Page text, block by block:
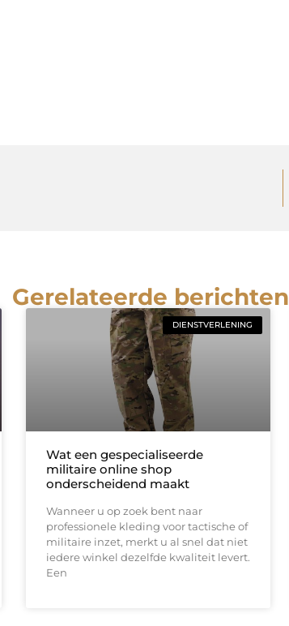
Gerelateerde berichten
DIENSTVERLENING
Wat een gespecialiseerde
militaire online shop
onderscheidend maakt
Wanneer u op zoek bent naar
professionele kleding voor tactische of
militaire inzet, merkt u al snel dat niet
iedere winkel dezelfde kwaliteit levert.
Een